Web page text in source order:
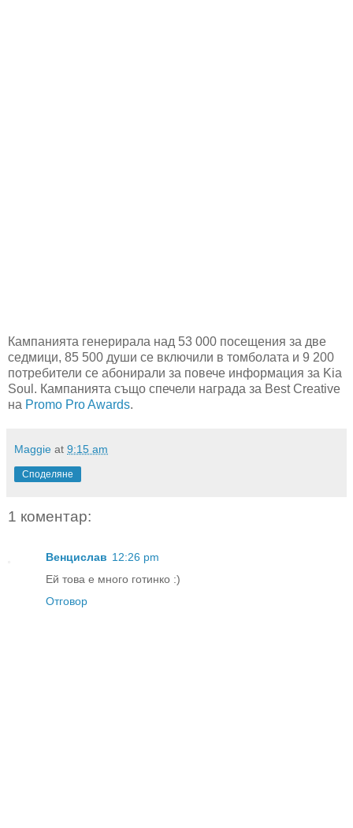
Кампанията генерирала над 53 000 посещения за две
седмици, 85 500 души се включили в томболата и 9 200
потребители се абонирали за повече информация за Kia
Soul. Кампанията също спечели награда за Best Creative
на Promo Pro Awards.
Maggie at 9:15 am
Споделяне
1 коментар:
Венцислав 12:26 pm
Ей това е много готинко :)
Отговор